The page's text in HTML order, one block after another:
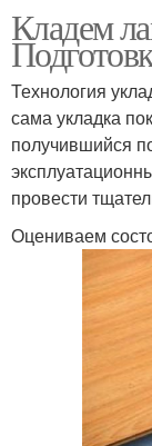
Кладем
Технология
сама укладка
получившийся
провести
Оцениваем